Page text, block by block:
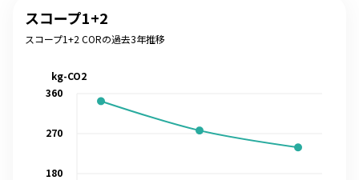
スコープ1+2
スコープ1+2 CORの過去3年推移
180
270
360
kg-CO2